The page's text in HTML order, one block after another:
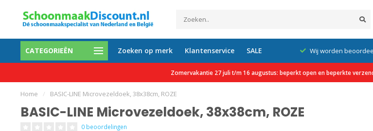
CATEGORIEËN Zoeken op merk Klantenservice SALE
tevreden klanten Gratis verzending vanaf €150 excl. btw Wij worden
Zomervakantie 27 juli t/m 16 augustus: beperkt open en beperkte
Home / BASIC-LINE Microvezeldoek, 38x38cm, ROZE
BASIC-LINE Microvezeldoek, 38x38cm, ROZE
0 beoordelingen